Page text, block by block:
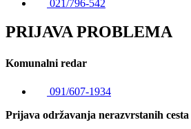
021/796-542
PRIJAVA PROBLEMA
Komunalni redar
091/607-1934
Prijava održavanja nerazvrstanih cesta